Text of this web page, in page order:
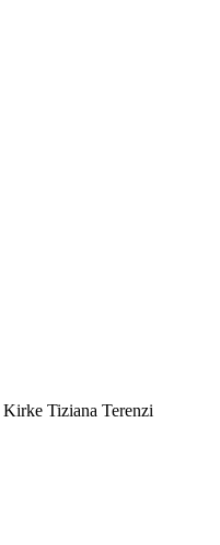
Kirke Tiziana Terenzi